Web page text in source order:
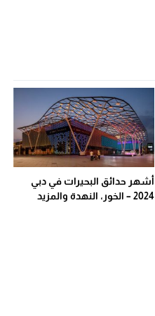
أشهر حدائق البحيرات في دبي
2024 – الخور، النهدة والمزيد